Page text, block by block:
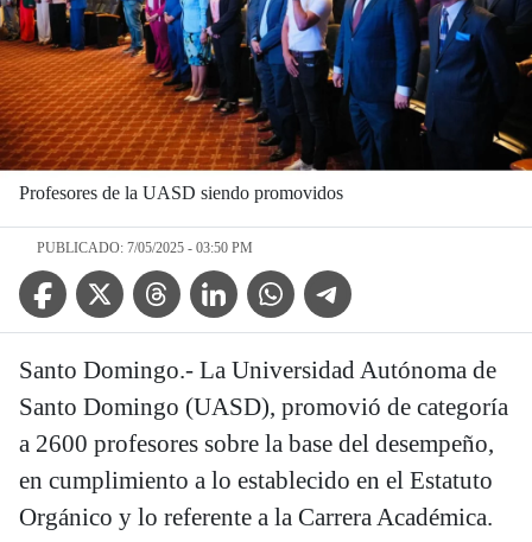
Profesores de la UASD siendo promovidos
PUBLICADO: 7/05/2025 - 03:50 PM
Facebook IconTwitter IconThreads IconLinkedin IconWhatsApp IconTelegram Icon
Santo Domingo.- La Universidad Autónoma de
Santo Domingo (UASD), promovió de categoría
a 2600 profesores sobre la base del desempeño,
en cumplimiento a lo establecido en el Estatuto
Orgánico y lo referente a la Carrera Académica.